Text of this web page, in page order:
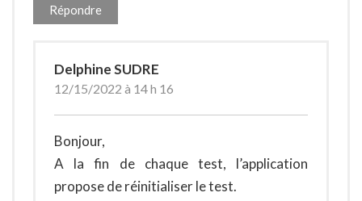
Répondre
Delphine SUDRE
12/15/2022 à 14 h 16
Bonjour,
A la fin de chaque test, l’application
propose de réinitialiser le test.